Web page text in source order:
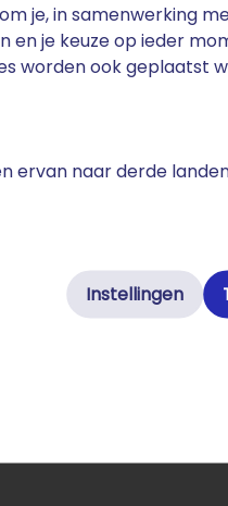
je, in samenwerking
en je keuze op ieder
worden ook geplaatst
ervan naar derde
Instellingen
meer dan 4 miljard